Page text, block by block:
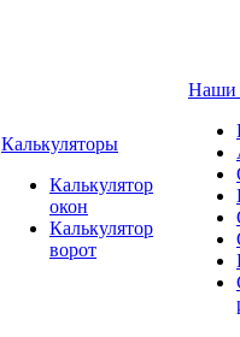
Калькуляторы
Калькулятор
окон
Калькулятор
ворот
Наши